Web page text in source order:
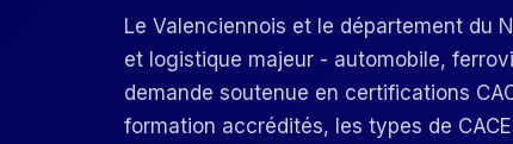
Le Valenciennois et le département du
et logistique majeur - automobile,
demande soutenue en certifications
formation accrédités, les types de